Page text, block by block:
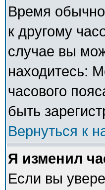
Время
к другому
случае вы
находитесь:
часового
быть
Вернуться к
Я изменил
Если вы